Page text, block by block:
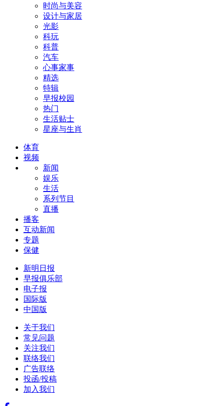
时尚与美容
设计与家居
光影
科玩
科普
汽车
心事家事
精选
特辑
早报校园
热门
生活贴士
星座与生肖
体育
视频
新闻
娱乐
生活
系列节目
直播
播客
互动新闻
专题
保健
新明日报
早报俱乐部
电子报
国际版
中国版
关于我们
常见问题
关注我们
联络我们
广告联络
投函/投稿
加入我们